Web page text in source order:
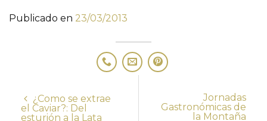
Publicado en 23/03/2013
¿Como se extrae
el Caviar?: Del
esturión a la Lata
Jornadas
Gastronómicas de
la Montaña